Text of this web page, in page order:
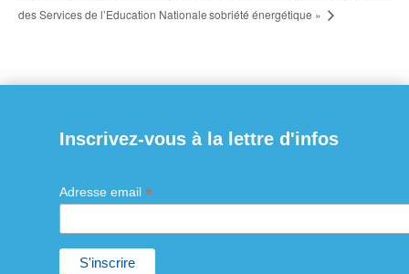
des Services de l’Education Nationalesobriété énergétique »
Inscrivez-vous à la lettre d'infos
Adresse email *